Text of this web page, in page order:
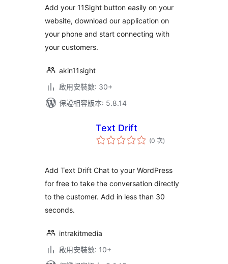
數
Add your 11Sight button easily on your
website, download our application on
your phone and start connecting with
your customers.
akin11sight
啟用安裝數: 30+
保證相容版本: 5.8.14
Text Drift
(0 次評
分)
Add Text Drift Chat to your WordPress
for free to take the conversation directly
to the customer. Add in less than 30
seconds.
intrakitmedia
啟用安裝數: 10+